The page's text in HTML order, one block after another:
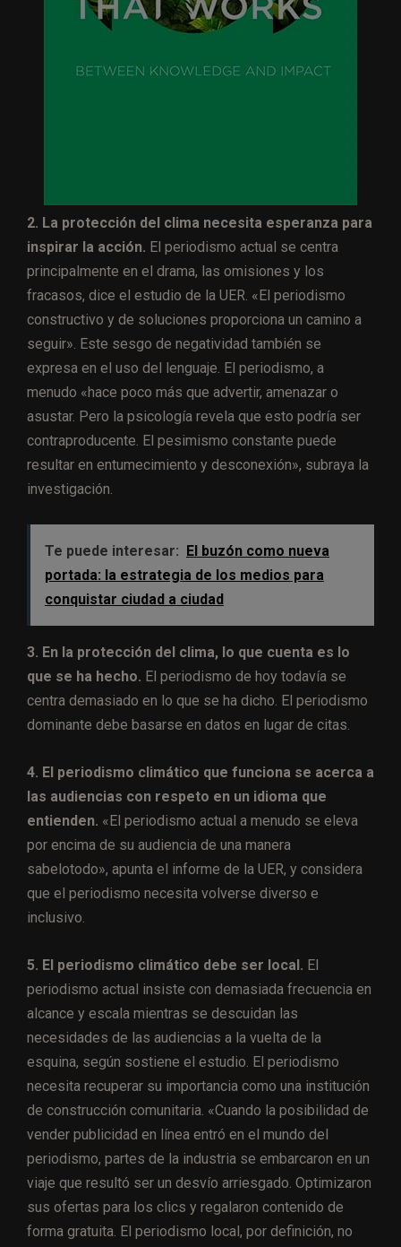
2. La protección del clima necesita esperanza para
inspirar la acción. El periodismo actual se centra
principalmente en el drama, las omisiones y los
fracasos, dice el estudio de la UER. «El periodismo
constructivo y de soluciones proporciona un camino a
seguir». Este sesgo de negatividad también se
expresa en el uso del lenguaje. El periodismo, a
menudo «hace poco más que advertir, amenazar o
asustar. Pero la psicología revela que esto podría ser
contraproducente. El pesimismo constante puede
resultar en entumecimiento y desconexión», subraya la
investigación.
Te puede interesar:
El buzón como nueva
portada: la estrategia de los medios para
conquistar ciudad a ciudad
3. En la protección del clima, lo que cuenta es lo
que se ha hecho. El periodismo de hoy todavía se
centra demasiado en lo que se ha dicho. El periodismo
dominante debe basarse en datos en lugar de citas.
4. El periodismo climático que funciona se acerca a
las audiencias con respeto en un idioma que
entienden. «El periodismo actual a menudo se eleva
por encima de su audiencia de una manera
sabelotodo», apunta el informe de la UER, y considera
que el periodismo necesita volverse diverso e
inclusivo.
5. El periodismo climático debe ser local. El
periodismo actual insiste con demasiada frecuencia en
alcance y escala mientras se descuidan las
necesidades de las audiencias a la vuelta de la
esquina, según sostiene el estudio. El periodismo
necesita recuperar su importancia como una institución
de construcción comunitaria. «Cuando la posibilidad de
vender publicidad en línea entró en el mundo del
periodismo, partes de la industria se embarcaron en un
viaje que resultó ser un desvío arriesgado. Optimizaron
sus ofertas para los clics y regalaron contenido de
forma gratuita. El periodismo local, por definición, no